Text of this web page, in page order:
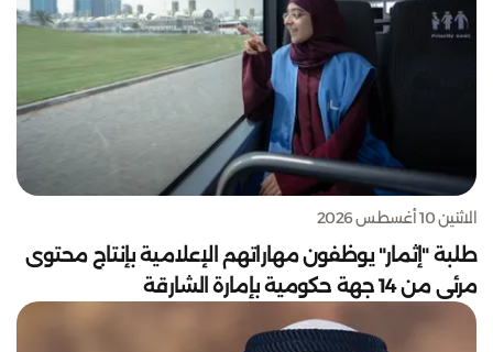
الاثنين 10 أغسطس 2026
طلبة "إثمار" يوظفون مهاراتهم الإعلامية بإنتاج محتوى
مرئي من 14 جهة حكومية بإمارة الشارقة